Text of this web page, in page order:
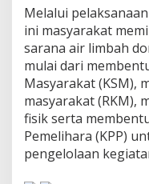
Melalui
ini masyarakat
sarana air limbah
mulai dari
Masyarakat (KSM),
masyarakat (RKM),
fisik serta
Pemelihara (KPP)
pengelolaan